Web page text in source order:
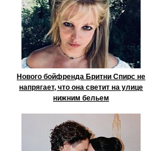
Нового бойфренда Бритни Спирс не
напрягает, что она светит на улице
нижним бельем